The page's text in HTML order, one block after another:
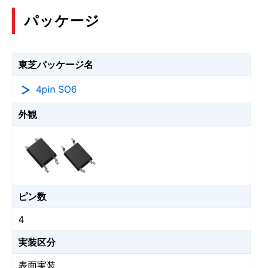
パッケージ
東芝パッケージ名
4pin SO6
外観
ピン数
4
実装区分
表面実装